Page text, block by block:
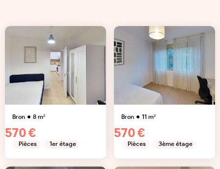
Bron 8m²
570 €
Pièces 1er étage
Bron 11 m²
570 €
Pièces 3ème étage